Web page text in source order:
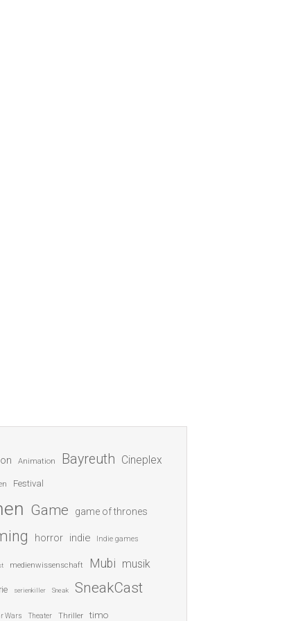
Animation Bayreuth Cineplex
Festival
Game game of thrones
horror indie Indie games
medienwissenschaft Mubi musik
serienkiller Sneak SneakCast
Wars Theater Thriller timo